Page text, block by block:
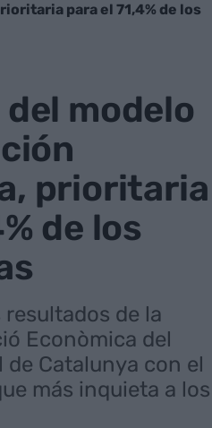
para el 71,4% de los
modelo
prioritaria
de los
de la
Econòmica del
de Catalunya con el
más inquieta a los